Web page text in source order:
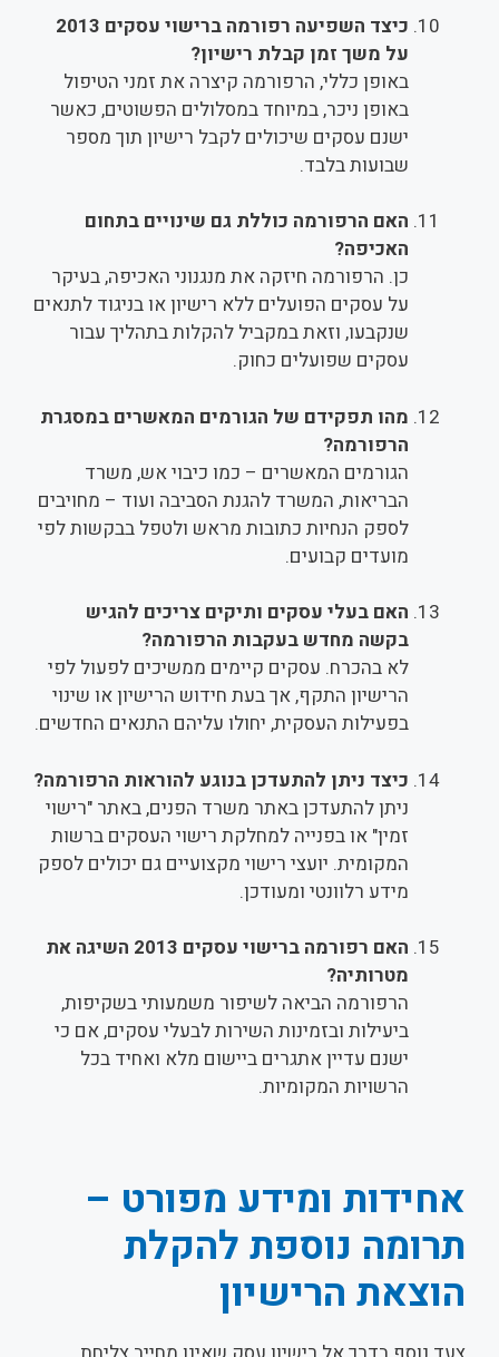
כיצד השפיעה רפורמה ברישוי עסקים 2013
על משך זמן קבלת רישיון?
באופן כללי, הרפורמה קיצרה את זמני הטיפול
באופן ניכר, במיוחד במסלולים הפשוטים, כאשר
ישנם עסקים שיכולים לקבל רישיון תוך מספר
שבועות בלבד.
האם הרפורמה כוללת גם שינויים בתחום
האכיפה?
כן. הרפורמה חיזקה את מנגנוני האכיפה, בעיקר
על עסקים הפועלים ללא רישיון או בניגוד לתנאים
שנקבעו, וזאת במקביל להקלות בתהליך עבור
עסקים שפועלים כחוק.
מהו תפקידם של הגורמים המאשרים במסגרת
הרפורמה?
הגורמים המאשרים – כמו כיבוי אש, משרד
הבריאות, המשרד להגנת הסביבה ועוד – מחויבים
לספק הנחיות כתובות מראש ולטפל בבקשות לפי
מועדים קבועים.
האם בעלי עסקים ותיקים צריכים להגיש
בקשה מחדש בעקבות הרפורמה?
לא בהכרח. עסקים קיימים ממשיכים לפעול לפי
הרישיון התקף, אך בעת חידוש הרישיון או שינוי
בפעילות העסקית, יחולו עליהם התנאים החדשים.
כיצד ניתן להתעדכן בנוגע להוראות הרפורמה?
ניתן להתעדכן באתר משרד הפנים, באתר "רישוי
זמין" או בפנייה למחלקת רישוי העסקים ברשות
המקומית. יועצי רישוי מקצועיים גם יכולים לספק
מידע רלוונטי ומעודכן.
האם רפורמה ברישוי עסקים 2013 השיגה את
מטרותיה?
הרפורמה הביאה לשיפור משמעותי בשקיפות,
ביעילות ובזמינות השירות לבעלי עסקים, אם כי
ישנם עדיין אתגרים ביישום מלא ואחיד בכל
הרשויות המקומיות.
אחידות ומידע מפורט –
תרומה נוספת להקלת
הוצאת הרישיון